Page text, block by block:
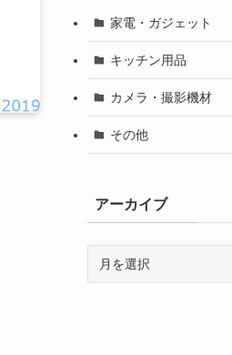
家電・ガジェット
キッチン用品
カメラ・撮影機材
その他
アーカイブ